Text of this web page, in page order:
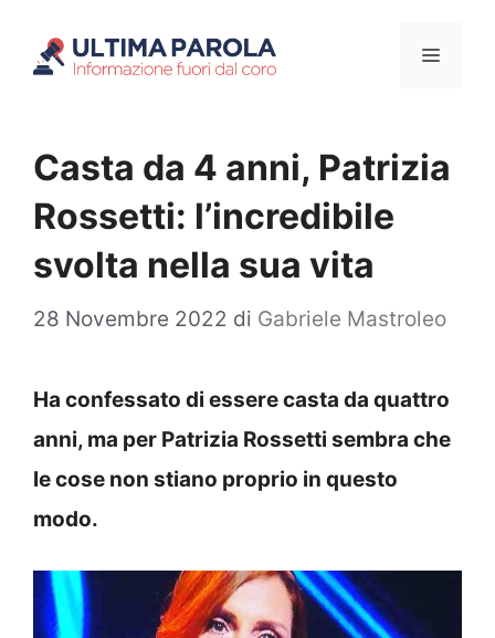
Menu
Casta da 4 anni, Patrizia
Rossetti: l’incredibile
svolta nella sua vita
28 Novembre 2022 di Gabriele Mastroleo
Ha confessato di essere casta da quattro
anni, ma per Patrizia Rossetti sembra che
le cose non stiano proprio in questo
modo.